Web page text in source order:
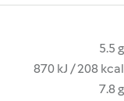
5.5 g
870 kJ / 208 kcal
7.8 g